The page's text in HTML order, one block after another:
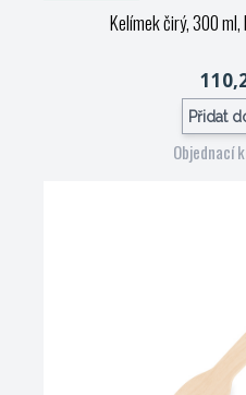
Kelímek čirý, 300 ml,
Přidat
Objednací